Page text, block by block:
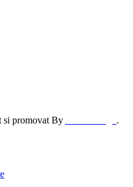
si promovat By .